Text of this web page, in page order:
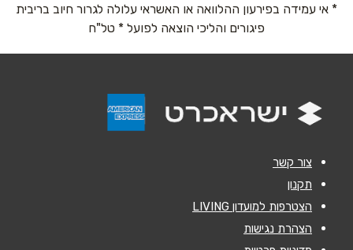
אימייל*
* אי עמידה בפירעון ההלוואה או האשראי עלולה לגרור חיוב בריבית
פיגורים והליכי הוצאה לפועל * טל"ח
צור קשר
תקנון
הצטרפות למועדון LIVING
הצהרת נגישות